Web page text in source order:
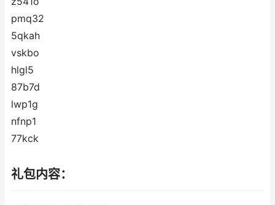
pmq32
5qkah
vskbo
hlgl5
87b7d
lwp1g
nfnp1
77kck
礼包内容：